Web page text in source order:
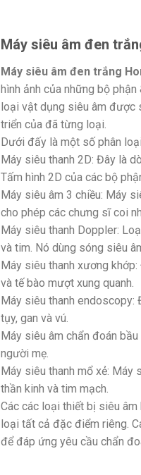
Máy siêu âm đen
Máy siêu âm đen trắng
hình ảnh của những bộ
loại vật dụng siêu âm được
triển của đã từng loại.
Dưới đấy là một số phân
Máy siêu thanh 2D: Đây là
Tấm hình 2D của các bộ
Máy siêu âm 3 chiều: Máy
cho phép các chưng sĩ coi
Máy siêu thanh Doppler:
và tim. Nó dùng sóng siêu
Máy siêu thanh xương
và tế bào mượt xung quanh.
Máy siêu thanh endoscopy:
tụy, gan và vú.
Máy siêu âm chẩn đoán
người mẹ.
Máy siêu thanh mổ xẻ: Máy
thần kinh và tim mạch.
Các các loại thiết bị siêu
loại tất cả đặc điểm riêng.
để đáp ứng yêu cầu chẩn